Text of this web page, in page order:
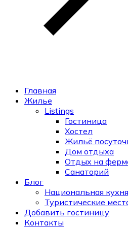
Главная
Жилье
Listings
Гостиница
Хостел
Жильё
Дом отдыха
Отдых на
Санаторий
Блог
Национальная кухня
Туристические
Добавить гостиницу
Контакты